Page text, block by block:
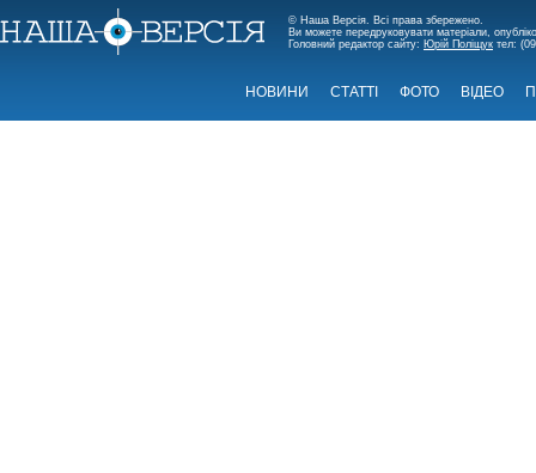
© Наша Версія. Всі права збережено.
Ви можете передруковувати матеріали,
Головний редактор сайту: Юрій Поліщук тел:
НОВИНИ СТАТТІ ФОТО ВІДЕО